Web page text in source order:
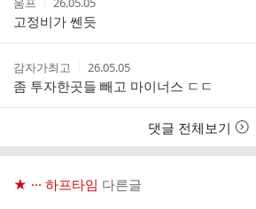
성
자
성
시
간
고정비가 쎈듯
작
성
자
감자가최고
작
성
시
간
26.05.05
좀 투자한곳들 빼고 마이너스 ㄷㄷ
댓글 전체보기
★ ··· 하프타임 다른글